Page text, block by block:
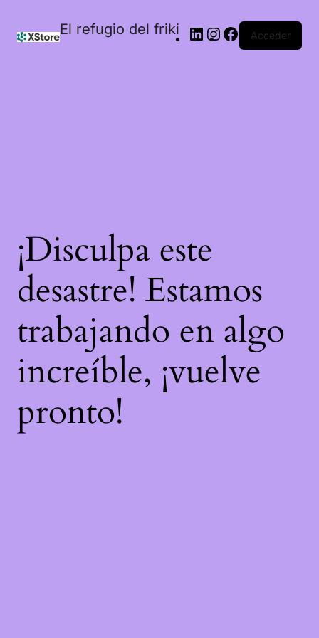
El refugio del friki Acceder
¡Disculpa este
desastre! Estamos
trabajando en algo
increíble, ¡vuelve
pronto!